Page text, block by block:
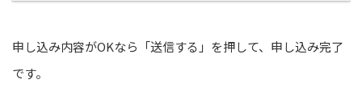
申し込み内容がOKなら「送信する」を押して、申し込み完了
です。